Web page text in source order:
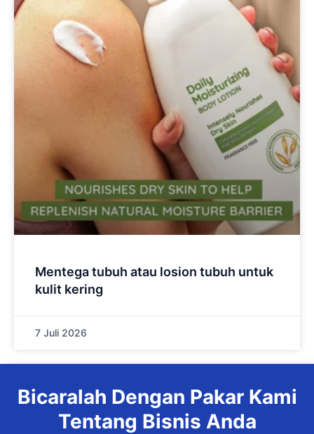
Mentega tubuh atau losion tubuh untuk
kulit kering
7 Juli 2026
Bicaralah Dengan Pakar Kami
Tentang Bisnis Anda